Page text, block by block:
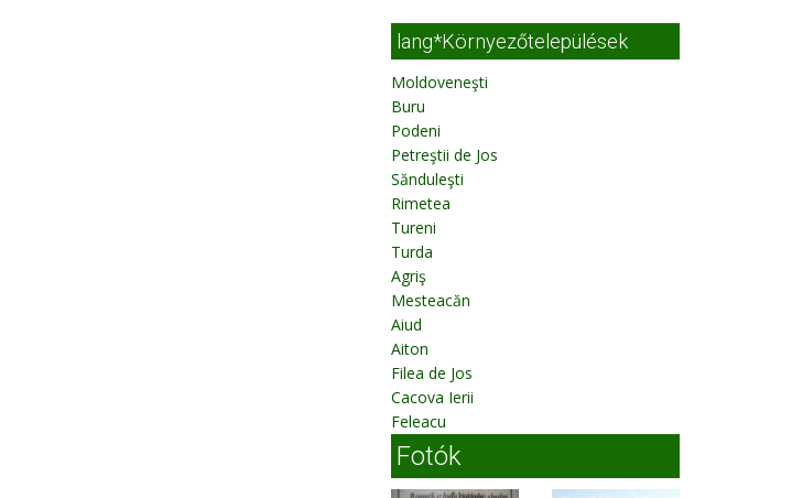
lang*Környezőtelepülések
Moldoveneşti
Buru
Podeni
Petreştii de Jos
Sănduleşti
Rimetea
Tureni
Turda
Agriş
Mesteacăn
Aiud
Aiton
Filea de Jos
Cacova Ierii
Feleacu
Fotók